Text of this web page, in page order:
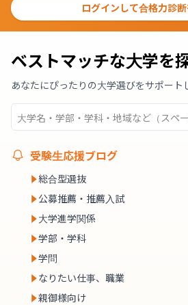
ログインして合格力診
ベストマッチな大学を
あなたにぴったりの大学選びをサポート
受験生応援ブログ
総合型選抜
公募推薦・推薦入試
大学進学関係
学部・学科
学問
なりたい仕事、職業
親御様向け